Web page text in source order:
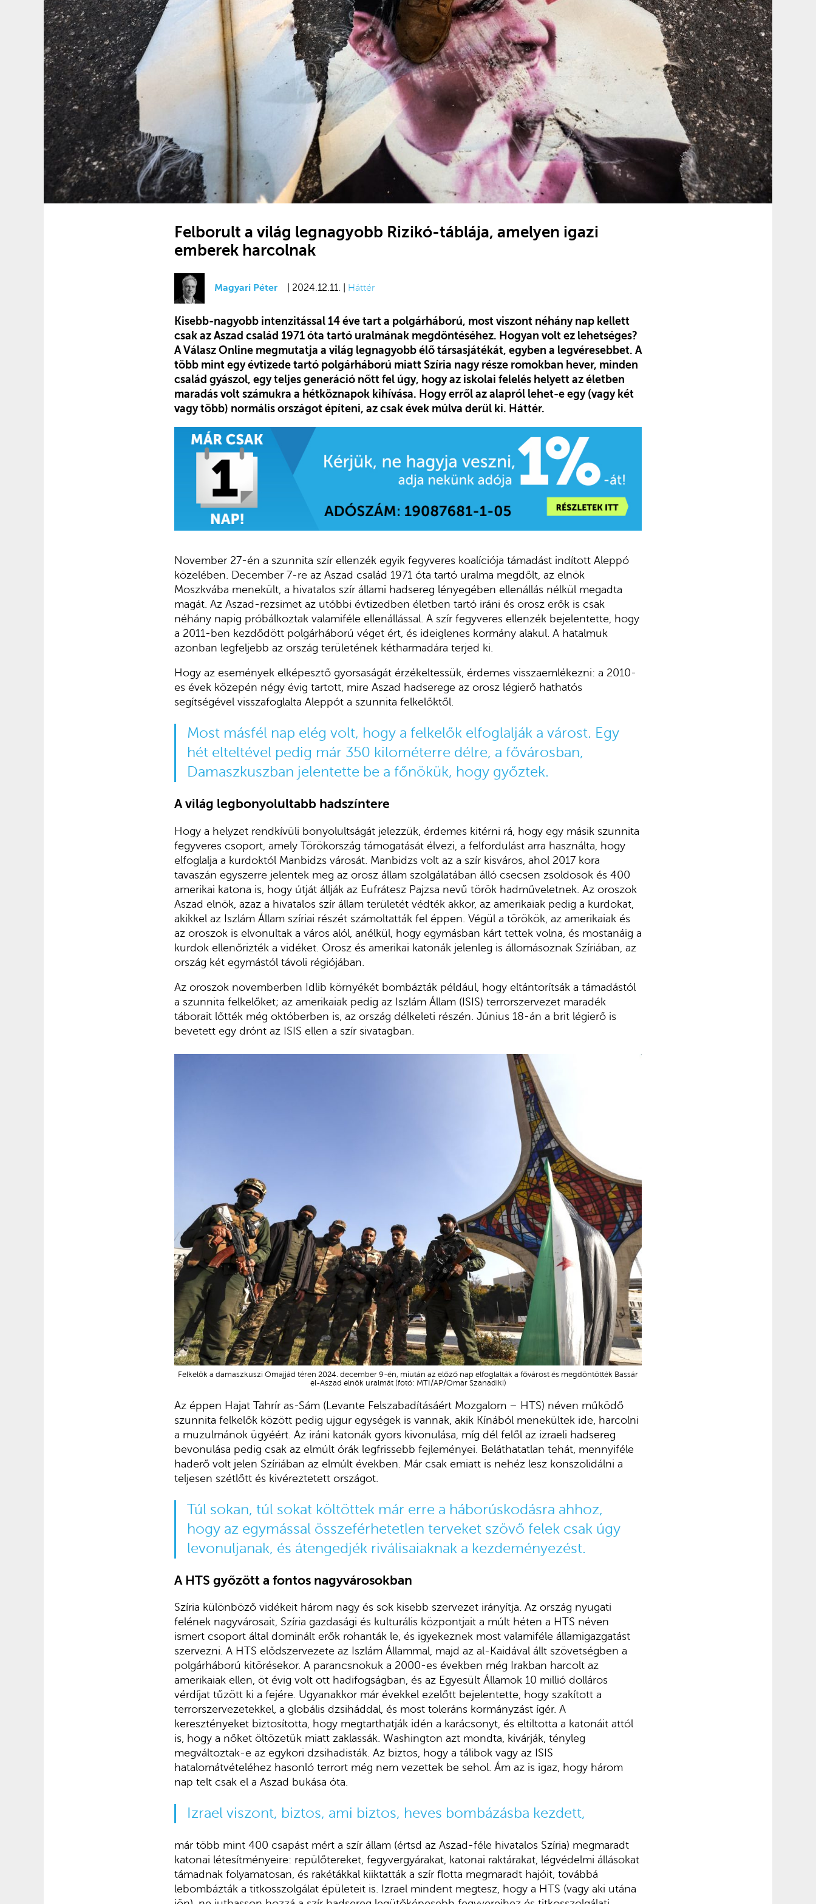
Felborult a világ legnagyobb Rizikó-táblája, amelyen igazi
emberek harcolnak
Magyari Péter | 2024.12.11. | Háttér
Kisebb-nagyobb intenzitással 14 éve tart a polgárháború, most viszont néhány nap kellett
csak az Aszad család 1971 óta tartó uralmának megdöntéséhez. Hogyan volt ez lehetséges?
A Válasz Online megmutatja a világ legnagyobb élő társasjátékát, egyben a legvéresebbet. A
több mint egy évtizede tartó polgárháború miatt Szíria nagy része romokban hever, minden
család gyászol, egy teljes generáció nőtt fel úgy, hogy az iskolai felelés helyett az életben
maradás volt számukra a hétköznapok kihívása. Hogy erről az alapról lehet-e egy (vagy két
vagy több) normális országot építeni, az csak évek múlva derül ki. Háttér.
November 27-én a szunnita szír ellenzék egyik fegyveres koalíciója támadást indított Aleppó
közelében. December 7-re az Aszad család 1971 óta tartó uralma megdőlt, az elnök
Moszkvába menekült, a hivatalos szír állami hadsereg lényegében ellenállás nélkül megadta
magát. Az Aszad-rezsimet az utóbbi évtizedben életben tartó iráni és orosz erők is csak
néhány napig próbálkoztak valamiféle ellenállással. A szír fegyveres ellenzék bejelentette, hogy
a 2011-ben kezdődött polgárháború véget ért, és ideiglenes kormány alakul. A hatalmuk
azonban legfeljebb az ország területének kétharmadára terjed ki.
Hogy az események elképesztő gyorsaságát érzékeltessük, érdemes visszaemlékezni: a 2010-
es évek közepén négy évig tartott, mire Aszad hadserege az orosz légierő hathatós
segítségével visszafoglalta Aleppót a szunnita felkelőktől.
Most másfél nap elég volt, hogy a felkelők elfoglalják a várost. Egy
hét elteltével pedig már 350 kilométerre délre, a fővárosban,
Damaszkuszban jelentette be a főnökük, hogy győztek.
A világ legbonyolultabb hadszíntere
Hogy a helyzet rendkívüli bonyolultságát jelezzük, érdemes kitérni rá, hogy egy másik szunnita
fegyveres csoport, amely Törökország támogatását élvezi, a felfordulást arra használta, hogy
elfoglalja a kurdoktól Manbidzs városát. Manbidzs volt az a szír kisváros, ahol 2017 kora
tavaszán egyszerre jelentek meg az orosz állam szolgálatában álló csecsen zsoldosok és 400
amerikai katona is, hogy útját állják az Eufrátesz Pajzsa nevű török hadműveletnek. Az oroszok
Aszad elnök, azaz a hivatalos szír állam területét védték akkor, az amerikaiak pedig a kurdokat,
akikkel az Iszlám Állam szíriai részét számoltatták fel éppen. Végül a törökök, az amerikaiak és
az oroszok is elvonultak a város alól, anélkül, hogy egymásban kárt tettek volna, és mostanáig a
kurdok ellenőrizték a vidéket. Orosz és amerikai katonák jelenleg is állomásoznak Szíriában, az
ország két egymástól távoli régiójában.
Az oroszok novemberben Idlib környékét bombázták például, hogy eltántorítsák a támadástól
a szunnita felkelőket; az amerikaiak pedig az Iszlám Állam (ISIS) terrorszervezet maradék
táborait lőtték még októberben is, az ország délkeleti részén. Június 18-án a brit légierő is
bevetett egy drónt az ISIS ellen a szír sivatagban.
Felkelők a damaszkuszi Omajjád téren 2024. december 9-én, miután az előző nap elfoglalták a fővárost és megdöntötték Bassár
el-Aszad elnök uralmát (fotó: MTI/AP/Omar Szanadiki)
Az éppen Hajat Tahrír as-Sám (Levante Felszabadításáért Mozgalom – HTS) néven működő
szunnita felkelők között pedig ujgur egységek is vannak, akik Kínából menekültek ide, harcolni
a muzulmánok ügyéért. Az iráni katonák gyors kivonulása, míg dél felől az izraeli hadsereg
bevonulása pedig csak az elmúlt órák legfrissebb fejleményei. Beláthatatlan tehát, mennyiféle
haderő volt jelen Szíriában az elmúlt években. Már csak emiatt is nehéz lesz konszolidálni a
teljesen szétlőtt és kivéreztetett országot.
Túl sokan, túl sokat költöttek már erre a háborúskodásra ahhoz,
hogy az egymással összeférhetetlen terveket szövő felek csak úgy
levonuljanak, és átengedjék riválisaiaknak a kezdeményezést.
A HTS győzött a fontos nagyvárosokban
Szíria különböző vidékeit három nagy és sok kisebb szervezet irányítja. Az ország nyugati
felének nagyvárosait, Szíria gazdasági és kulturális központjait a múlt héten a HTS néven
ismert csoport által dominált erők rohanták le, és igyekeznek most valamiféle államigazgatást
szervezni. A HTS elődszervezete az Iszlám Állammal, majd az al-Kaidával állt szövetségben a
polgárháború kitörésekor. A parancsnokuk a 2000-es években még Irakban harcolt az
amerikaiak ellen, öt évig volt ott hadifogságban, és az Egyesült Államok 10 millió dolláros
vérdíjat tűzött ki a fejére. Ugyanakkor már évekkel ezelőtt bejelentette, hogy szakított a
terrorszervezetekkel, a globális dzsiháddal, és most toleráns kormányzást ígér. A
keresztényeket biztosította, hogy megtarthatják idén a karácsonyt, és eltiltotta a katonáit attól
is, hogy a nőket öltözetük miatt zaklassák. Washington azt mondta, kivárják, tényleg
megváltoztak-e az egykori dzsihadisták. Az biztos, hogy a tálibok vagy az ISIS
hatalomátvételéhez hasonló terrort még nem vezettek be sehol. Ám az is igaz, hogy három
nap telt csak el a Aszad bukása óta.
Izrael viszont, biztos, ami biztos, heves bombázásba kezdett,
már több mint 400 csapást mért a szír állam (értsd az Aszad-féle hivatalos Szíria) megmaradt
katonai létesítményeire: repülőtereket, fegyvergyárakat, katonai raktárakat, légvédelmi állásokat
támadnak folyamatosan, és rakétákkal kiiktatták a szír flotta megmaradt hajóit, továbbá
lebombázták a titkosszolgálat épületeit is. Izrael mindent megtesz, hogy a HTS (vagy aki utána